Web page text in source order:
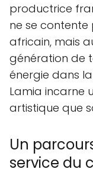
productrice
ne se
africain, mais
génération de
énergie dans
Lamia incarne
artistique que
Un
service du